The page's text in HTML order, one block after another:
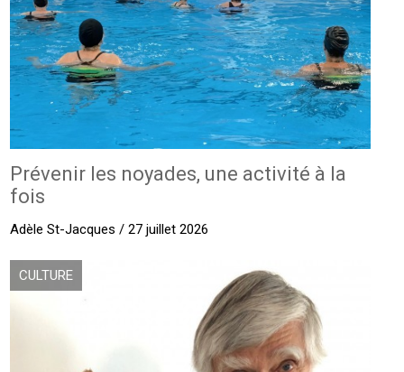
Prévenir les noyades, une activité à la
fois
Adèle St-Jacques / 27 juillet 2026
CULTURE